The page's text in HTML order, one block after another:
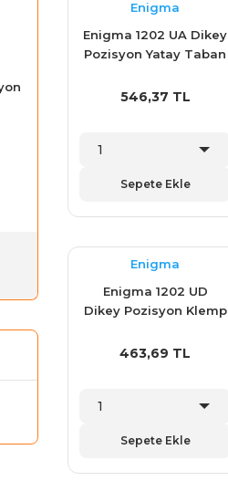
Enigma
Enigma 1202 UA Dikey
Pozisyon Yatay Taban
546,37 TL
Sepete Ekle
Enigma
Enigma 1202 UD
Dikey Pozisyon Klemp
463,69 TL
Sepete Ekle